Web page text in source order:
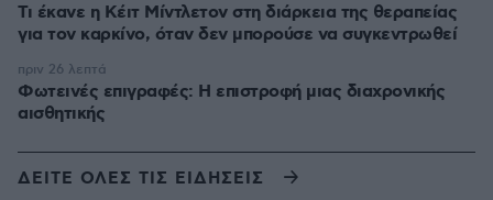
Τι έκανε η Κέιτ Μίντλετον στη διάρκεια της θεραπείας
για τον καρκίνο, όταν δεν μπορούσε να συγκεντρωθεί
Φωτεινές επιγραφές: Η επιστροφή μιας διαχρονικής
αισθητικής
πριν 26 λεπτά
ΔΕΙΤΕ ΟΛΕΣ ΤΙΣ ΕΙΔΗΣΕΙΣ